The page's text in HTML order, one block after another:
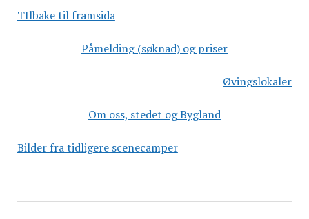
TIlbake til framsida
Påmelding (søknad) og priser
Øvingslokaler
Om oss, stedet og Bygland
Bilder fra tidligere scenecamper